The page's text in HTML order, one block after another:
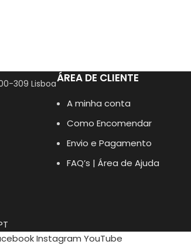
309 LisboaÁREA DE CLIENTE
A minha conta
Como Encomendar
Envio e Pagamento
FAQ’s | Área de Ajuda
Instagram YouTube